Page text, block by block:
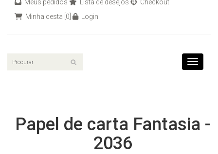
Meus pedidos Lista de desejos
Checkout
Minha cesta [0] Login
Toggle
Papel de carta Fantasia -
2036